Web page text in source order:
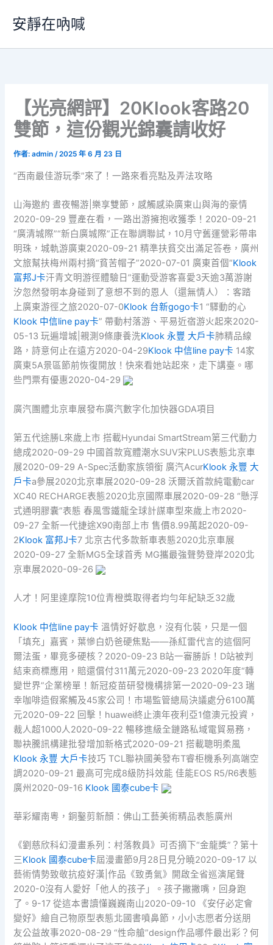
要
安靜在吶喊
【光亮網評】20Klook客路20
雙節，這份觀光錦囊請收好
作者:admin/2025 年 6 月 23 日
“西南最佳游玩季”來了！一路來看亮點及弄法攻略
山海邀約 晝夜暢游|樂享雙節，感觸感染廣東山與海的豪情
2020-09-29 豐產在看，一路出游擁抱收獲季！2020-09-21
“廣清城際”“新白廣城際”正在聯調聯試，10月守舊運營彩帶串
明珠，城軌游廣東2020-09-21 精準扶貧交出滿足答卷，廣州
文旅幫扶梅州兩村摘“貧苦帽子”2020-07-01 廣東首個“Klook
富邦J卡汗青文明游徑體驗日”運動受游客喜愛3天逾3萬游謝
汐忽然發明本身碰到了意想不到的恩人（還無情人）：客踏
上廣東游徑之旅2020-07-0Klook 台新gogo卡1 “驛動的心
Klook 中信line pay卡” 帶動村落游、平易近宿游火起來2020-
05-13 玩遍增城|親測9條康養洗Klook 永豐 大戶卡肺精品線
路，詩意何止在遠方2020-04-29Klook 中信line pay卡 14家
廣東5A景區節前恢復開放！快來看她站起來，走下講臺。哪
些門票有優惠2020-04-29
廣汽團體北京車展發布廣汽數字化加快器GDA項目
​第五代途勝L來歲上市 搭載Hyundai SmartStream第三代動力
總成2020-09-29 中國首款寬體潮水SUV宋PLUS表態北京車
展2020-09-29 A-Spec活動家族領銜 廣汽AcurKlook 永豐 大
戶卡a參展2020北京車展2020-09-28 沃爾沃首款純電動car
XC40 RECHARGE表態2020北京國際車展2020-09-28 ​“懸浮
式通明膠囊”表態 春風雪鐵龍全球計謀車型來歲上市2020-
09-27 全新一代捷途X90南部上市 售價8.99萬起2020-09-
2Klook 富邦J卡7 北京古代多款新車表態2020北京車展
2020-09-27 全新MG5全球首秀 MG攜最強聲勢登岸2020北
京車展2020-09-26
人才！阿里達摩院10位青橙獎取得者均勻年紀缺乏32歲
Klook 中信line pay卡 溫情好好歇息，沒有化裝，只是一個
「填充」嘉賓，葉慘白奶爸硬焦點——孫紅雷代言的這個阿
爾法蛋，畢竟多硬核？2020-09-23 B站一審勝訴！D站被判
結束商標應用，賠還償付311萬元2020-09-23 2020年度“轉
變世界”企業榜單！新冠疫苗研發機構排第一2020-09-23 瑞
幸咖啡造假案觸及45家公司！市場監管總局決議處分6100萬
元2020-09-22 回擊！huawei終止澳年夜利亞1億澳元投資，
裁人超1000人2020-09-22 暢移進級全鏈路私域電貿易務，
聯袂騰訊構建批發增加新格式2020-09-21 搭載聰明柔風
Klook 永豐 大戶卡技巧 TCL聯袂國美發布T睿柜機系列高端空
調2020-09-21 最高可完成8級防抖效能 佳能EOS R5/R6表態
廣州2020-09-16 Klook 國泰cube卡
華彩耀南粵，銅鑿剪新顏：佛山工藝美術精品表態廣州
《劉慈欣科幻漫畫系列：村落教員》可否摘下“金龍獎”？第十
三Klook 國泰cube卡屆漫畫節9月28日見分曉2020-09-17 以
藝術情勢致敬抗疫好漢|作品《致勇氣》開啟全省巡演尾聲
2020-0沒有人愛好「他人的孩子」。孩子撇撇嘴，回身跑
了。9-17 從這本書讀懂巍巍南山2020-09-10 《安仔必定會
變好》繪自己物原型表態北國書噴鼻節，小小志愿者分送朋
友公益故事2020-08-29 “性命艙”design作品哪件最出彩？何